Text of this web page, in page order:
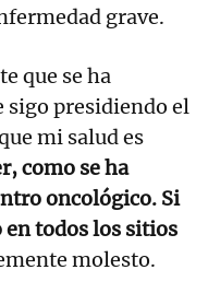
grave.
que se ha
sigo presidiendo el
mi salud es
como se ha
oncológico. Si
en todos los sitios
molesto.